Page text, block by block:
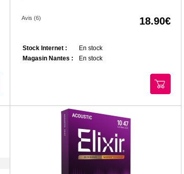
Avis (6) 18.90
Stock Internet :
En stock
Magasin Nantes :
En stock